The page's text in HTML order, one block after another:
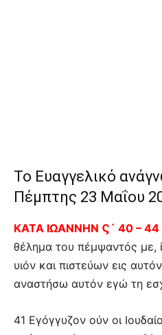
Το Ευαγγελικό
Πέμπτης 23 Μαΐου
ΚΑΤΑ ΙΩΑΝΝΗΝ Ϛ´ 40 – 44
θέλημα του πέμψαντός με,
υιόν και πιστεύων εις
αναστήσω αυτόν εγώ τη
41 Εγόγγυζον ούν οι